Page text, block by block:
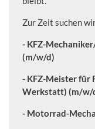
Zur Zeit suchen
- KFZ-
(m/w/d)
- KFZ-Meister für
Werkstatt) (m/w/
- Motorrad-